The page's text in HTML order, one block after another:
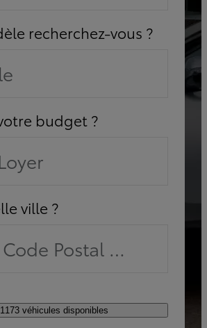
recherchez-vous ?
budget ?
ville ?
Postal /
véhicules disponibles